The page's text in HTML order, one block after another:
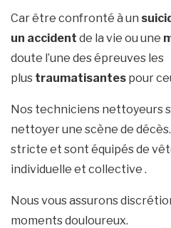
Car être confronté à un
un accident de la vie ou une
doute l’une des épreuves les
plus traumatisantes pour
Nos techniciens nettoyeurs
nettoyer une scène de
stricte et sont équipés de
individuelle et collective .
Nous vous assurons
moments douloureux.